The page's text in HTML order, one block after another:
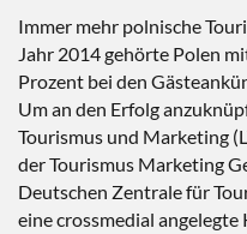
Immer mehr polnische
Jahr 2014 gehörte Polen
Prozent bei den
Um an den Erfolg
Tourismus und Marketing
der Tourismus Marketing
Deutschen Zentrale für
eine crossmedial